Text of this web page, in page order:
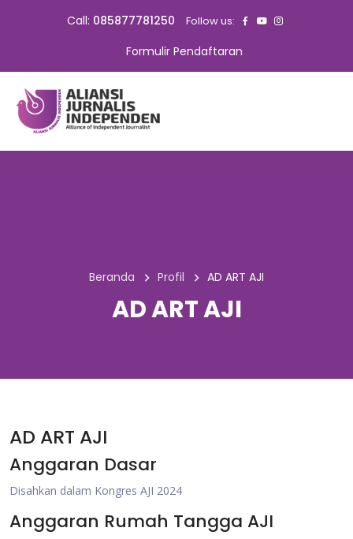
Call: 085877781250 Follow us:
Formulir Pendaftaran
Beranda Profil AD ART AJI
AD ART AJI
AD ART AJI
Anggaran Dasar
Disahkan dalam Kongres AJI 2024
Anggaran Rumah Tangga AJI